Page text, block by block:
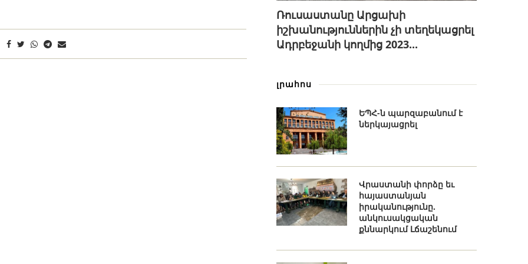
Ռուսաստանը Արցախի
իշխանություններին չի տեղեկացրել
Ադրբեջանի կողմից 2023...
լրահոս
ԵՊՀ-ն պարզաբանում է
ներկայացրել
Վրաստանի փորձը եւ
հայաստանյան
իրականությունը.
անկուսակցական
քննարկում Լճաշենում